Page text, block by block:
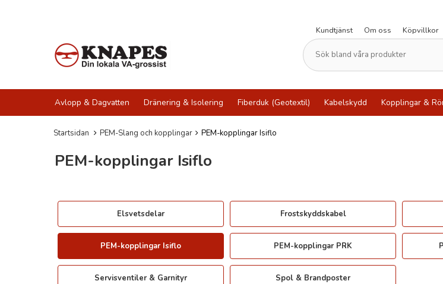
Kundtjänst
Om oss Köpvillkor
Avlopp & Dagvatten Dränering & Isolering Fiberduk (Geotextil) Kabelskydd Kopplingar &
Startsidan PEM-Slang och kopplingar PEM-kopplingar Isiflo
PEM-kopplingar Isiflo
Elsvetsdelar Frostskyddskabel
PEM-kopplingar Isiflo PEM-kopplingar PRK
Servisventiler & Garnityr Spol & Brandposter